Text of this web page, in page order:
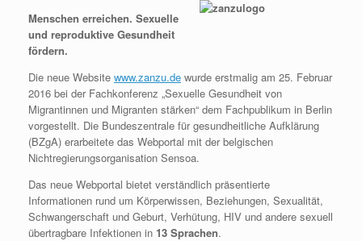
Menschen erreichen. Sexuelle
und reproduktive Gesundheit
fördern.
Die neue Website www.zanzu.de wurde erstmalig am 25. Februar
2016 bei der Fachkonferenz „Sexuelle Gesundheit von
Migrantinnen und Migranten stärken“ dem Fachpublikum in Berlin
vorgestellt. Die Bundeszentrale für gesundheitliche Aufklärung
(BZgA) erarbeitete das Webportal mit der belgischen
Nichtregierungsorganisation Sensoa.
Das neue Webportal bietet verständlich präsentierte
Informationen rund um Körperwissen, Beziehungen, Sexualität,
Schwangerschaft und Geburt, Verhütung, HIV und andere sexuell
übertragbare Infektionen in 13 Sprachen.